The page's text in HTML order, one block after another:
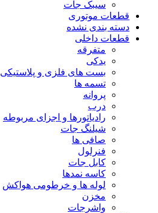
سیبک جات
قطعات موتوری
دسته بندی نشده
قطعات داخلی
متفرقه
یدکی
بست های فلزی و پلاستیکی
تسمه ها
پروانه
درب
رادیاتورها و اجزای مربوطه
شیلنگ جات
صافی ها
فنرلول
کابل جات
کاسه نمدها
لوله ها و خرطومی هواکش
مخزن
واشرجات